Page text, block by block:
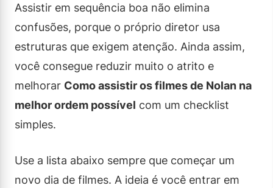
Assistir em sequência boa não elimina
confusões, porque o próprio diretor usa
estruturas que exigem atenção. Ainda assim,
você consegue reduzir muito o atrito e
melhorar Como assistir os filmes de Nolan na
melhor ordem possível com um checklist
simples.
Use a lista abaixo sempre que começar um
novo dia de filmes. A ideia é você entrar em